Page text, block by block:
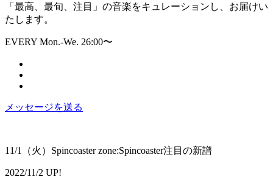
「最高、最旬、注目」の音楽をキュレーションし、お届けい
たします。
EVERY Mon.-We. 26:00〜
メッセージを送る
11/1（火）Spincoaster zone:Spincoaster注目の新譜
2022/11/2 UP!